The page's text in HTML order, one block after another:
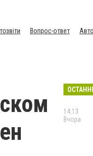
Вопрос-ответ
14:13
Вчора